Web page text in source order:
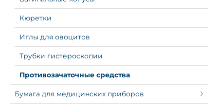
Кюретки
Иглы для овоцитов
Трубки гистероскопии
Противозачаточные средства
Бумага для медицинских приборов